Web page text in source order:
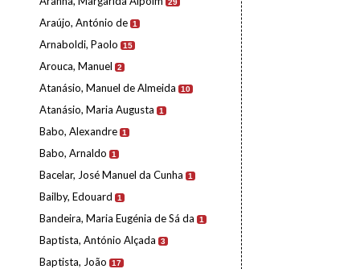
29
Araújo, António de 1
Arnaboldi, Paolo 15
Arouca, Manuel 2
Atanásio, Manuel de Almeida 10
Atanásio, Maria Augusta 1
Babo, Alexandre 1
Babo, Arnaldo 1
Bacelar, José Manuel da Cunha 1
Bailby, Edouard 1
Bandeira, Maria Eugénia de Sá da 1
Baptista, António Alçada 3
Baptista, João 17